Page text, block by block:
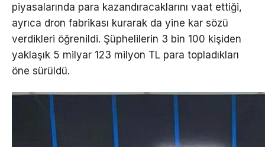
piyasalarında para kazandıracaklarını vaat ettiği,
ayrıca dron fabrikası kurarak da yine kar sözü
verdikleri öğrenildi. Şüphelilerin 3 bin 100 kişiden
yaklaşık 5 milyar 123 milyon TL para topladıkları
öne sürüldü.